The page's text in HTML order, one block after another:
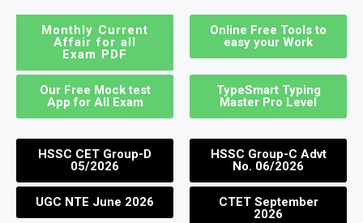
Monthly Current
Affair for all
Exam PDF
Online Free Tools to
easy your Work
Our Free Mock test
App for All Exam
TypeSmart Typing
Master Pro Level
HSSC CET Group-D
05/2026
HSSC Group-C Advt
No. 06/2026
UGC NTE June 2026
CTET September
2026